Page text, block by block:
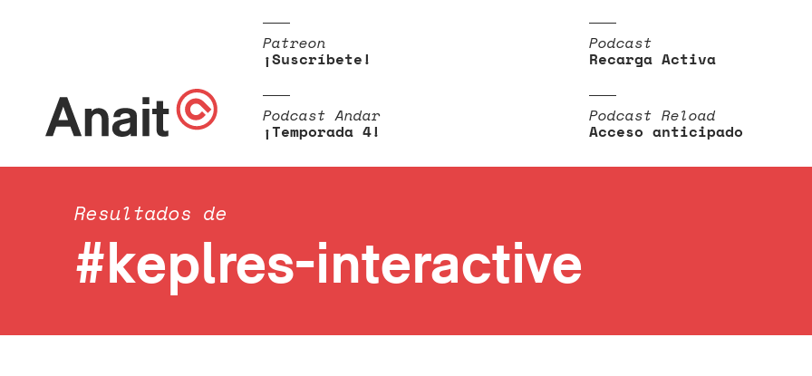
Patreon
¡Suscríbete!
Podcast
Recarga Activa
Podcast Andar
¡Temporada 4!
Podcast Reload
Acceso anticipado
Resultados de
#keplres-interactive